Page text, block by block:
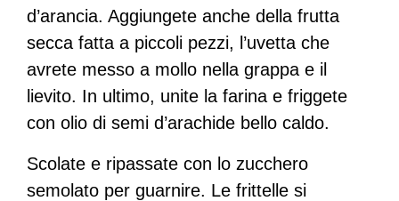
d’arancia. Aggiungete anche della frutta
secca fatta a piccoli pezzi, l’uvetta che
avrete messo a mollo nella grappa e il
lievito. In ultimo, unite la farina e friggete
con olio di semi d’arachide bello caldo.
Scolate e ripassate con lo zucchero
semolato per guarnire. Le frittelle si